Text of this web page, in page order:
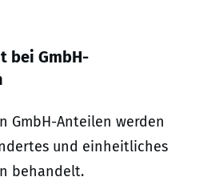
bei GmbH-
GmbH-Anteilen werden
und einheitliches
behandelt.